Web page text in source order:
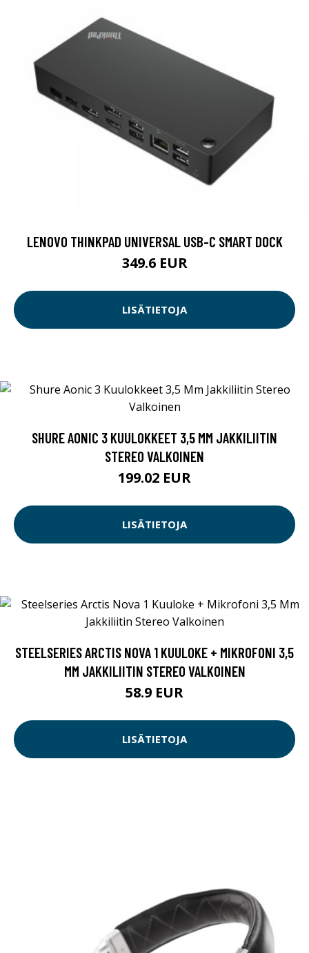
LENOVO THINKPAD UNIVERSAL USB-C SMART DOCK
349.6 EUR
LISÄTIETOJA
SHURE AONIC 3 KUULOKKEET 3,5 MM JAKKILIITIN
STEREO VALKOINEN
199.02 EUR
LISÄTIETOJA
STEELSERIES ARCTIS NOVA 1 KUULOKE + MIKROFONI 3,5
MM JAKKILIITIN STEREO VALKOINEN
58.9 EUR
LISÄTIETOJA